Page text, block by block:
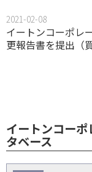
2021-02-08
イートンコーポレ
更報告書を提出（
イートンコー
タベース